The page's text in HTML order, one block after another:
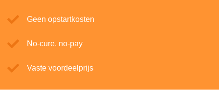
Geen opstartkosten
No-cure, no-pay
Vaste voordeelprijs